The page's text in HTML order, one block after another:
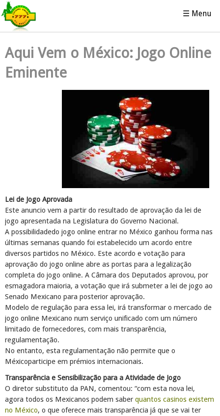
☰ Menu
Aqui Vem o México: Jogo Online
Eminente
Lei de Jogo Aprovada
Este anuncio vem a partir do resultado de aprovação da lei de
jogo apresentada na Legislatura do Governo Nacional.
A possibilidadedo jogo online entrar no México ganhou forma nas
últimas semanas quando foi estabelecido um acordo entre
diversos partidos no México. Este acordo e votação para
aprovação do jogo online abre as portas para a legalização
completa do jogo online. A Câmara dos Deputados aprovou, por
esmagadora maioria, a votação que irá submeter a lei de jogo ao
Senado Mexicano para posterior aprovação.
Modelo de regulação para essa lei, irá transformar o mercado de
jogo online Mexicano num serviço unificado com um número
limitado de fornecedores, com mais transparência,
regulamentação.
No entanto, esta regulamentação não permite que o
Méxicoparticipe em prémios internacionais.
Transparência e Sensibilização para a Atividade de Jogo
O diretor substituto da PAN, comentou: “com esta nova lei,
agora todos os Mexicanos podem saber quantos casinos existem
no México, o que oferece mais transparência já que se vai ter